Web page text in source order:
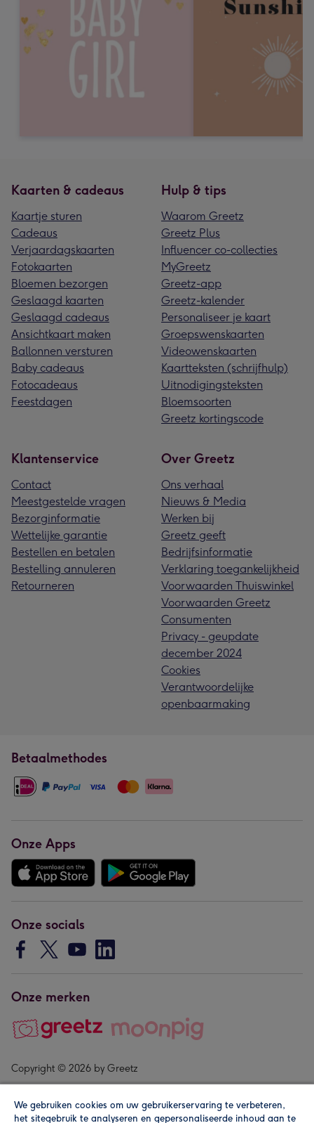
Kaarten & cadeaus
Kaartje sturen
Cadeaus
Verjaardagskaarten
Fotokaarten
Bloemen bezorgen
Geslaagd kaarten
Geslaagd cadeaus
Ansichtkaart maken
Ballonnen versturen
Baby cadeaus
Fotocadeaus
Feestdagen
Hulp & tips
Waarom Greetz
Greetz Plus
Influencer co-collecties
MyGreetz
Greetz-app
Greetz-kalender
Personaliseer je kaart
Groepswenskaarten
Videowenskaarten
Kaartteksten (schrijfhulp)
Uitnodigingsteksten
Bloemsoorten
Greetz kortingscode
Klantenservice
Contact
Meestgestelde vragen
Bezorginformatie
Wettelijke garantie
Bestellen en betalen
Bestelling annuleren
Retourneren
Over Greetz
Ons verhaal
Nieuws & Media
Werken bij
Greetz geeft
Bedrijfsinformatie
Verklaring toegankelijkheid
Voorwaarden Thuiswinkel
Voorwaarden Greetz
Consumenten
Privacy - geupdate
december 2024
Cookies
Verantwoordelijke
openbaarmaking
Betaalmethodes
Onze Apps
Onze socials
Onze merken
Copyright © 2026 by Greetz
We gebruiken cookies om uw gebruikerservaring te verbeteren,
het sitegebruik te analyseren en gepersonaliseerde inhoud aan te